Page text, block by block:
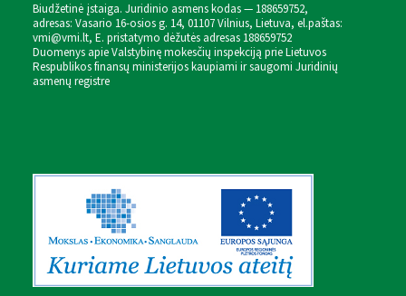
Biudžetinė įstaiga. Juridinio asmens kodas — 188659752,
adresas: Vasario 16-osios g. 14, 01107 Vilnius, Lietuva, el.paštas:
vmi@vmi.lt, E. pristatymo dėžutės adresas 188659752
Duomenys apie Valstybinę mokesčių inspekciją prie Lietuvos
Respublikos finansų ministerijos kaupiami ir saugomi Juridinių
asmenų registre